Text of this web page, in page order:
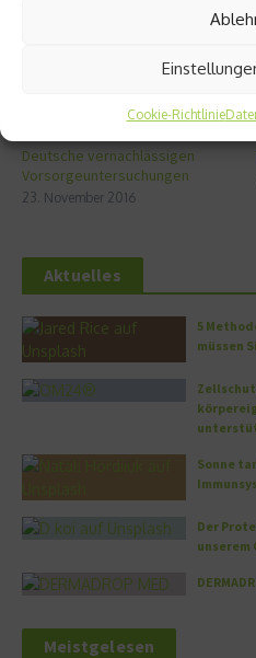
Cookie-Richtlinie
Deutsche vernachlässigen
Vorsorgeuntersuchungen
23. November 2016
Aktuelles
5
müssen
Sonne
Der
unserem
Meistgelesen